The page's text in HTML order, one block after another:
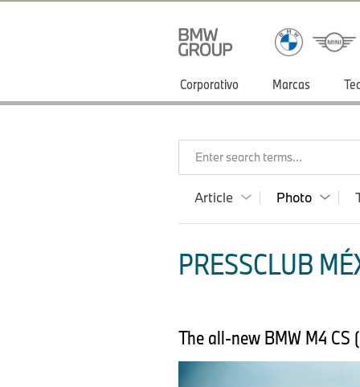
Corporativo Marcas
Enter search terms...
Article Photo
PRESSCLUB
The all-new BMW M4